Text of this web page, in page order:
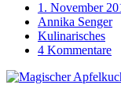
1. November
Annika Senger
Kulinarisches
4 Kommentare